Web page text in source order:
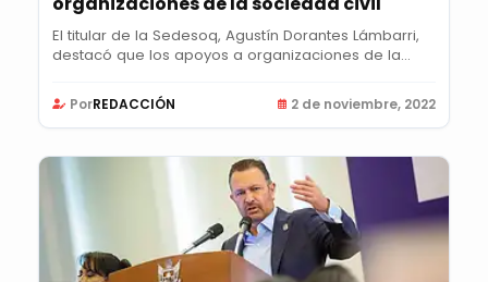
El titular de la Sedesoq, Agustín Dorantes Lámbarri,
destacó que los apoyos a organizaciones de la...
PorREDACCIÓN 2 de noviembre, 2022